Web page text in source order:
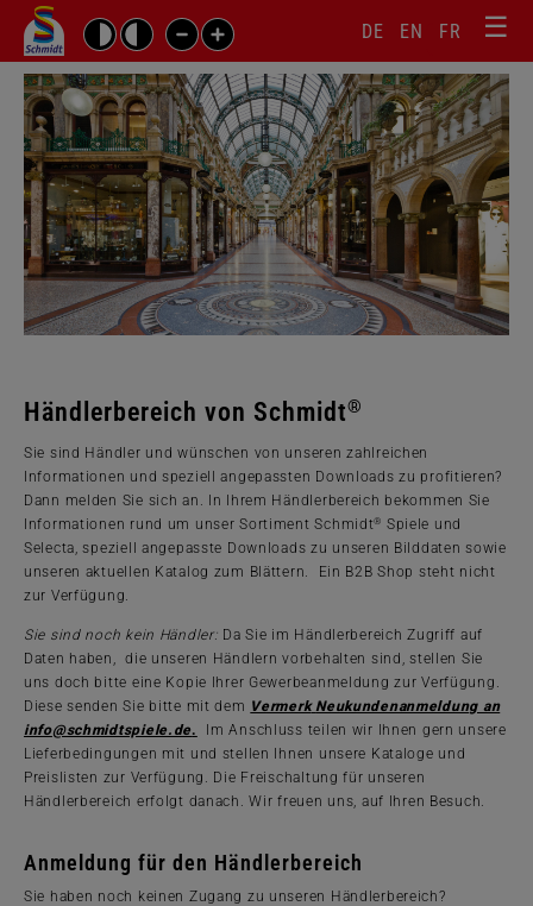
☰
DE EN FR
Suchbegriffe
Händlerbereich von Schmidt®
Sie sind Händler und wünschen von unseren zahlreichen
Informationen und speziell angepassten Downloads zu profitieren?
Dann melden Sie sich an. In Ihrem Händlerbereich bekommen Sie
Informationen rund um unser Sortiment Schmidt® Spiele und
Selecta, speziell angepasste Downloads zu unseren Bilddaten sowie
unseren aktuellen Katalog zum Blättern. Ein B2B Shop steht nicht
zur Verfügung.
Sie sind noch kein Händler: Da Sie im Händlerbereich Zugriff auf
Daten haben, die unseren Händlern vorbehalten sind, stellen Sie
uns doch bitte eine Kopie Ihrer Gewerbeanmeldung zur Verfügung.
Diese senden Sie bitte mit dem Vermerk Neukundenanmeldung an
info@schmidtspiele.de.
Im Anschluss teilen wir Ihnen gern unsere
Lieferbedingungen mit und stellen Ihnen unsere Kataloge und
Preislisten zur Verfügung. Die Freischaltung für unseren
Händlerbereich erfolgt danach. Wir freuen uns, auf Ihren Besuch.
Anmeldung für den Händlerbereich
Sie haben noch keinen Zugang zu unseren Händlerbereich?